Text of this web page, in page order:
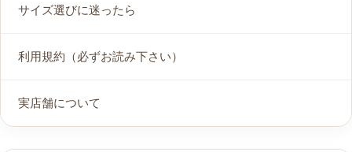
サイズ選びに迷ったら
利用規約（必ずお読み下さい）
実店舗について